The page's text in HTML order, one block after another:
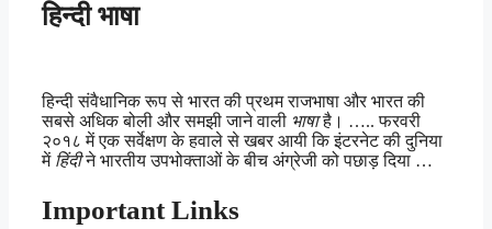
हिन्दी भाषा
हिन्दी संवैधानिक रूप से भारत की प्रथम राजभाषा और भारत की
सबसे अधिक बोली और समझी जाने वाली भाषाहै। ….. फरवरी
२०१८ में एक सर्वेक्षण के हवाले से खबर आयी कि इंटरनेट की दुनिया
में हिंदीने भारतीय उपभोक्ताओं के बीच अंग्रेजी को पछाड़ दिया …
Important Links